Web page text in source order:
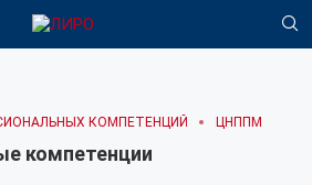
КОМПЕТЕНЦИЙ ЦНППМ
компетенции